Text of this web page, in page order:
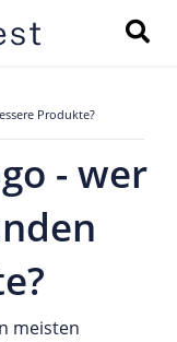
Produkte?
- wer
meisten